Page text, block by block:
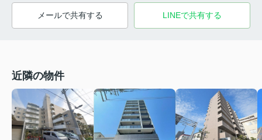
メールで共有する LINEで共有する
近隣の物件